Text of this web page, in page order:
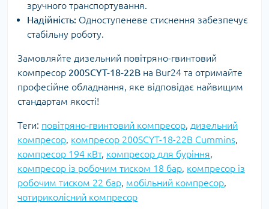
зручного транспортування.
Надійність: Одноступеневе стиснення забезпечує
стабільну роботу.
Замовляйте дизельний повітряно-гвинтовий
компресор 200SCYT-18-22B на Bur24 та отримайте
професійне обладнання, яке відповідає найвищим
стандартам якості!
Теги: повітряно-гвинтовий компресор, дизельний
компресор, компресор 200SCYT-18-22B Cummins,
компресор 194 кВт, компресор для буріння,
компресор із робочим тиском 18 бар, компресор із
робочим тиском 22 бар, мобільний компресор,
чотириколісний компресор